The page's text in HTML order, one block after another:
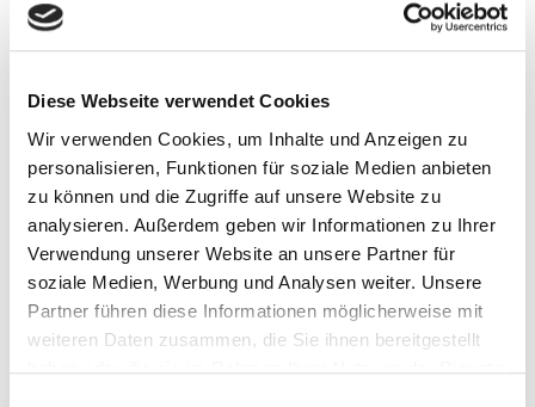
Diese Webseite verwendet Cookies
Wir verwenden Cookies, um Inhalte und Anzeigen zu
personalisieren, Funktionen für soziale Medien anbieten
zu können und die Zugriffe auf unsere Website zu
analysieren. Außerdem geben wir Informationen zu Ihrer
Verwendung unserer Website an unsere Partner für
soziale Medien, Werbung und Analysen weiter. Unsere
Partner führen diese Informationen möglicherweise mit
weiteren Daten zusammen, die Sie ihnen bereitgestellt
Sustainable PtX Conference: From Crisis
Klimakrise, Geopolitik, Energiewende – welche Rolle spielt
Power-to-X? Auf der Sustainable PtX Conference suchen
Forschung, Politik und Industrie…
26.11.2026 -27.11.2026
Cottbus & digital
Details